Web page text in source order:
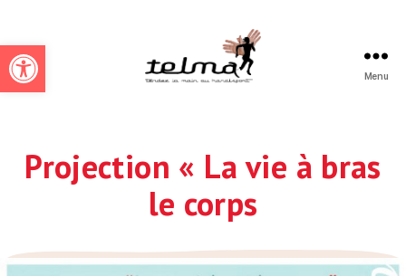
Ouvrir la barre d’outils
Menu
Projection « La vie à bras
le corps